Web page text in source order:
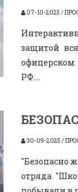
07-10-2025 /
защитой
РФ....
30-09-2025 /
"Безопасно
отряда